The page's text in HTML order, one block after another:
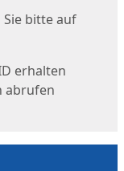
Sie bitte auf
erhalten
abrufen